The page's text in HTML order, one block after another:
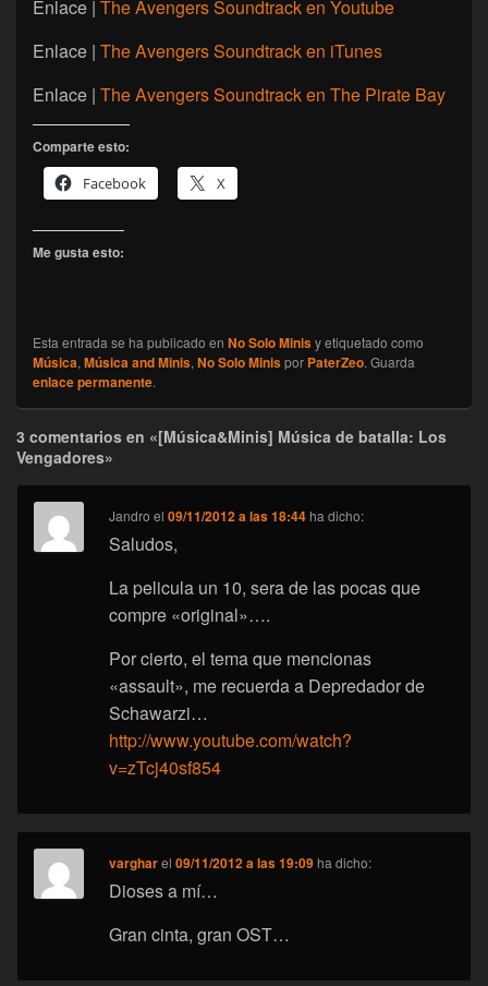
Enlace | The Avengers Soundtrack en Youtube
Enlace | The Avengers Soundtrack en iTunes
Enlace | The Avengers Soundtrack en The Pirate Bay
Comparte esto:
Facebook
X
Me gusta esto:
Esta entrada se ha publicado en No Solo Minisy etiquetado como
Música, Música and Minis, No Solo Minispor PaterZeo. Guarda
enlace permanente.
3 comentarios en «[Música&Minis] Música de batalla: Los
Vengadores»
Jandro el09/11/2012 a las 18:44 ha dicho:
Saludos,
La pelicula un 10, sera de las pocas que
compre «original»….
Por cierto, el tema que mencionas
«assault», me recuerda a Depredador de
Schawarzi…
http://www.youtube.com/watch?
v=zTcj40sf854
vargharel09/11/2012 a las 19:09 ha dicho:
Dioses a mí…
Gran cinta, gran OST…